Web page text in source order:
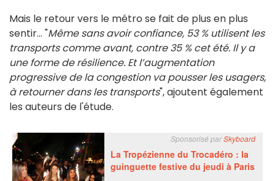
Mais le retour vers le métro se fait de plus en plus
sentir... "Même sans avoir confiance, 53 % utilisent les
transports comme avant, contre 35 % cet été. Il y a
une forme de résilience. Et l’augmentation
progressive de la congestion va pousser les usagers,
à retourner dans les transports", ajoutent également
les auteurs de l'étude.